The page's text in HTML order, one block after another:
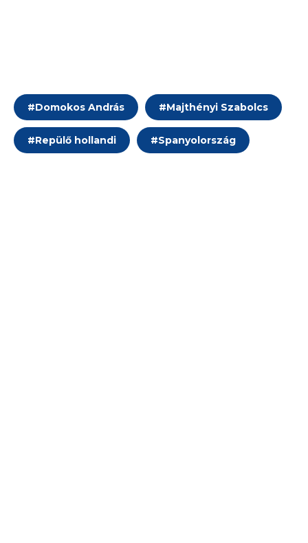
#Domokos András #Majthényi Szabolcs
#Repülő hollandi #Spanyolország